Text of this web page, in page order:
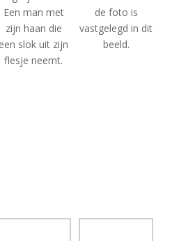
een slok uit zijn
flesje neemt.
beeld.